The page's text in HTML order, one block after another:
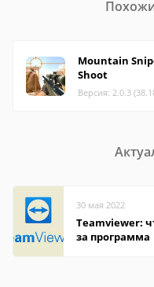
Mountain
Shoot
Версия: 2.0.3
30 мая 2022
Teamviewer:
за программа